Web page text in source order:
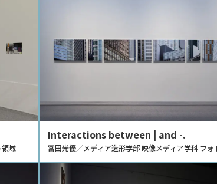
領域
Interactions between | and -.
冨田光優／メディア造形学部 映像メディア学科 フォ